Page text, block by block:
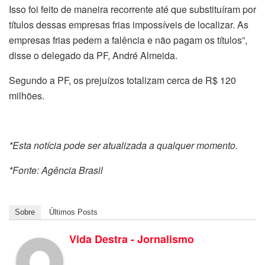
Isso foi feito de maneira recorrente até que substituíram por
títulos dessas empresas frias impossíveis de localizar. As
empresas frias pedem a falência e não pagam os títulos”,
disse o delegado da PF, André Almeida.
Segundo a PF, os prejuízos totalizam cerca de R$ 120
milhões.
*Esta notícia pode ser atualizada a qualquer momento.
*Fonte: Agência Brasil
Sobre Últimos Posts
Vida Destra - Jornalismo